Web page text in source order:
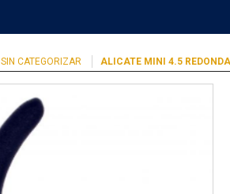
SIN CATEGORIZAR ALICATE MINI 4.5